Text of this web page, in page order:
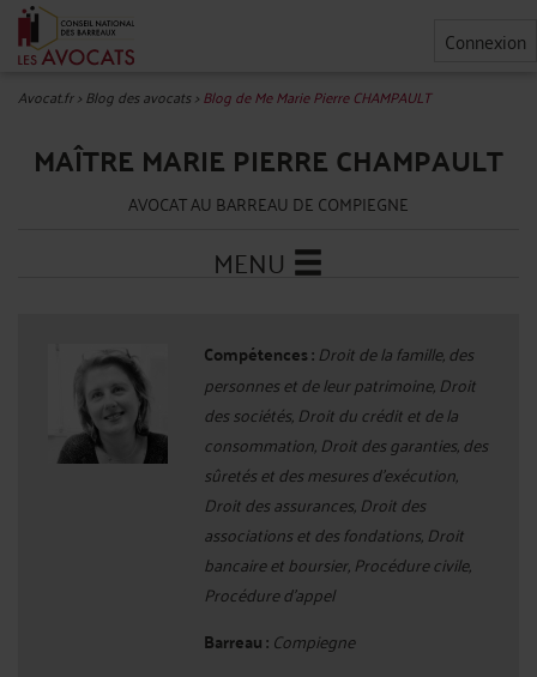
Connexion
Avocat.fr>Blog des avocats>Blog de Me Marie Pierre CHAMPAULT
MAÎTRE MARIE PIERRE CHAMPAULT
AVOCAT AU BARREAU DE COMPIEGNE
MENU
Compétences : Droit de la famille, des
personnes et de leur patrimoine, Droit
des sociétés, Droit du crédit et de la
consommation, Droit des garanties, des
sûretés et des mesures d'exécution,
Droit des assurances, Droit des
associations et des fondations, Droit
bancaire et boursier, Procédure civile,
Procédure d'appel
Barreau : Compiegne